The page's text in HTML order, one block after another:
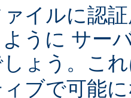
イルに認
うに サー
しょう。こ
ブで可能